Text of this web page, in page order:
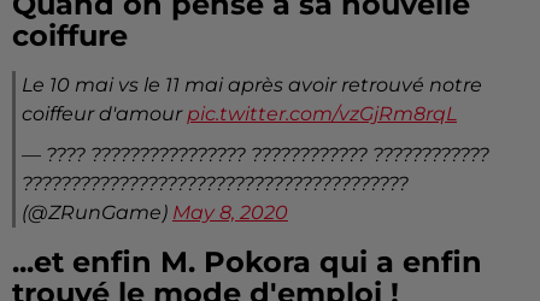
coiffure
Le 10 mai vs le 11 mai après avoir retrouvé notre
coiffeur d'amour pic.twitter.com/vzGjRm8rqL
— ???? ???????????????? ???????????? ????????????
????????????????????????????????????????
(@ZRunGame) May 8, 2020
...et enfin M. Pokora qui a enfin
trouvé le mode d'emploi !